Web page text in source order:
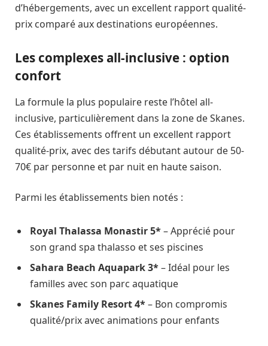
d’hébergements, avec un excellent rapport qualité-
prix comparé aux destinations européennes.
Les complexes all-inclusive : option
confort
La formule la plus populaire reste l’hôtel all-
inclusive, particulièrement dans la zone de Skanes.
Ces établissements offrent un excellent rapport
qualité-prix, avec des tarifs débutant autour de 50-
70€ par personne et par nuit en haute saison.
Parmi les établissements bien notés :
Royal Thalassa Monastir 5*– Apprécié pour
son grand spa thalasso et ses piscines
Sahara Beach Aquapark 3*– Idéal pour les
familles avec son parc aquatique
Skanes Family Resort 4*– Bon compromis
qualité/prix avec animations pour enfants